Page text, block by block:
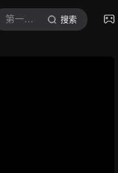
第一财经视频 搜索